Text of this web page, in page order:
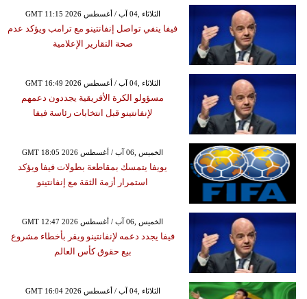
GMT 11:15 2026 الثلاثاء ,04 آب / أغسطس
فيفا ينفي تواصل إنفانتينو مع ترامب ويؤكد عدم
صحة التقارير الإعلامية
GMT 16:49 2026 الثلاثاء ,04 آب / أغسطس
مسؤولو الكرة الأفريقية يجددون دعمهم
لإنفانتينو قبل انتخابات رئاسة فيفا
GMT 18:05 2026 الخميس ,06 آب / أغسطس
يويفا يتمسك بمقاطعة بطولات فيفا ويؤكد
استمرار أزمة الثقة مع إنفانتينو
GMT 12:47 2026 الخميس ,06 آب / أغسطس
فيفا يجدد دعمه لإنفانتينو ويقر بأخطاء مشروع
بيع حقوق كأس العالم
GMT 16:04 2026 الثلاثاء ,04 آب / أغسطس